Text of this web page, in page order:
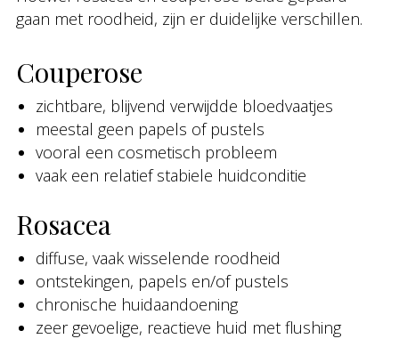
gaan met roodheid, zijn er duidelijke verschillen.
Couperose
zichtbare, blijvend verwijdde bloedvaatjes
meestal geen papels of pustels
vooral een cosmetisch probleem
vaak een relatief stabiele huidconditie
Rosacea
diffuse, vaak wisselende roodheid
ontstekingen, papels en/of pustels
chronische huidaandoening
zeer gevoelige, reactieve huid met flushing